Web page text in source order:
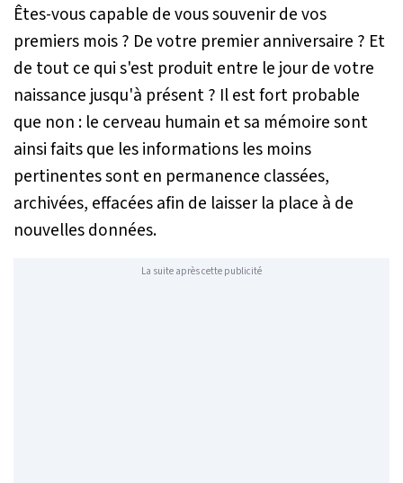
Êtes-vous capable de vous souvenir de vos
premiers mois ? De votre premier anniversaire ? Et
de tout ce qui s'est produit entre le jour de votre
naissance jusqu'à présent ? Il est fort probable
que non : le cerveau humain et sa mémoire sont
ainsi faits que les informations les moins
pertinentes sont en permanence classées,
archivées, effacées afin de laisser la place à de
nouvelles données.
La suite après cette publicité